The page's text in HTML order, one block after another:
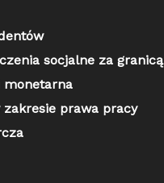
socjalne za granicą
monetarna
prawa pracy